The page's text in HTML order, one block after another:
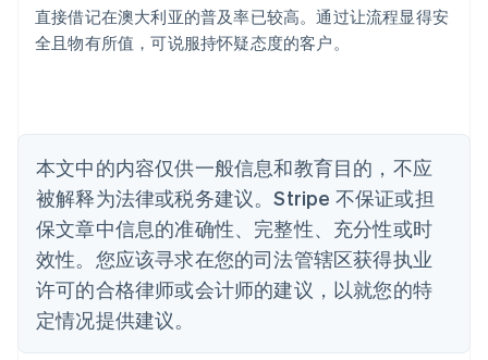
直接借记在澳大利亚的普及率已较高。通过让流程显得安
全且物有所值，可说服持怀疑态度的客户。
本文中的内容仅供一般信息和教育目的，不应
被解释为法律或税务建议。Stripe 不保证或担
保文章中信息的准确性、完整性、充分性或时
效性。您应该寻求在您的司法管辖区获得执业
许可的合格律师或会计师的建议，以就您的特
定情况提供建议。
巴西
Português English
English
丹麦
English
德国
DeutschEnglish
法国
FrançaisEnglish
芬兰
EnglishSvenska